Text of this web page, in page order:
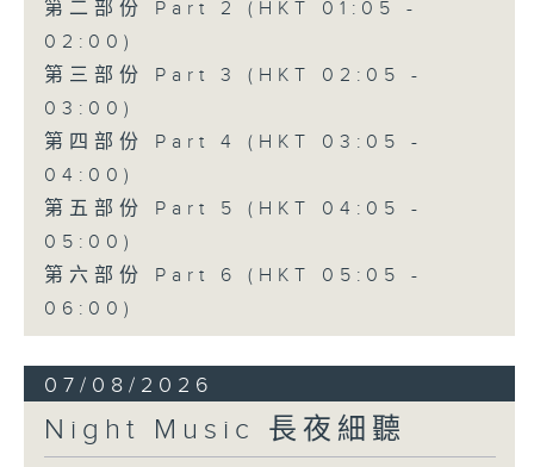
第二部份 Part 2 (HKT 01:05 -
02:00)
第三部份 Part 3 (HKT 02:05 -
03:00)
第四部份 Part 4 (HKT 03:05 -
04:00)
第五部份 Part 5 (HKT 04:05 -
05:00)
第六部份 Part 6 (HKT 05:05 -
06:00)
07/08/2026
Night Music 長夜細聽